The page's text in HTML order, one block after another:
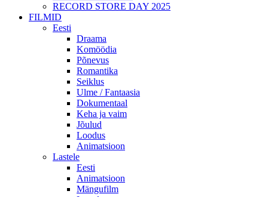
RECORD STORE DAY 2025
FILMID
Eesti
Draama
Komöödia
Põnevus
Romantika
Seiklus
Ulme / Fantaasia
Dokumentaal
Keha ja vaim
Jõulud
Loodus
Animatsioon
Lastele
Eesti
Animatsioon
Mängufilm